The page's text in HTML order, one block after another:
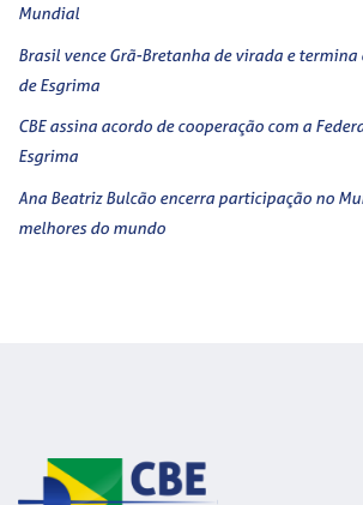
Mundial
Brasil vence Grã-Bretanha de virada e
de Esgrima
CBE assina acordo de cooperação com a
Esgrima
Ana Beatriz Bulcão encerra participação no
melhores do mundo